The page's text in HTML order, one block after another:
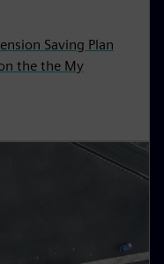
Saving Plan
the the My